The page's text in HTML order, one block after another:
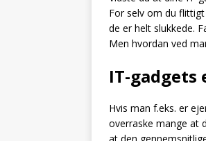
For selv om du
de er helt slukkede.
Men hvordan ved
IT-
Hvis man f.eks. er
overraske mange at